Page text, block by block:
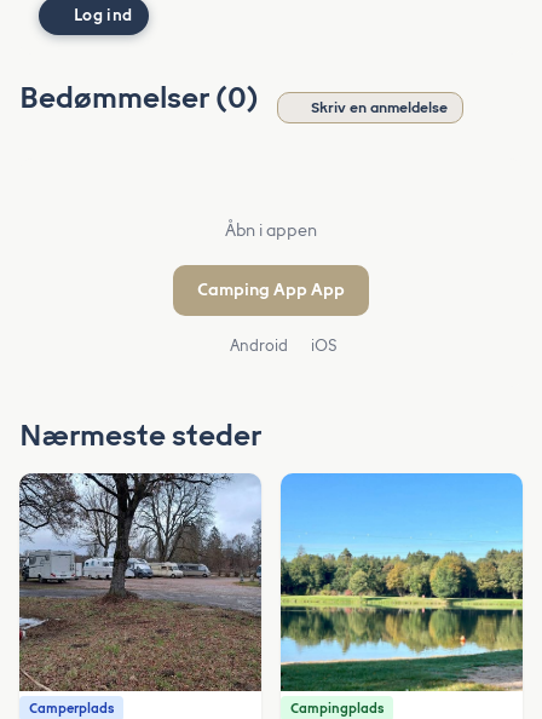
Log ind
Bedømmelser (0) Skriv en anmeldelse
Åbn i appen
Camping App App
Android iOS
Nærmeste steder
Camperplads Campingplads